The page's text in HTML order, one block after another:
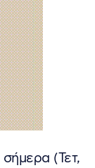
(Τετ,